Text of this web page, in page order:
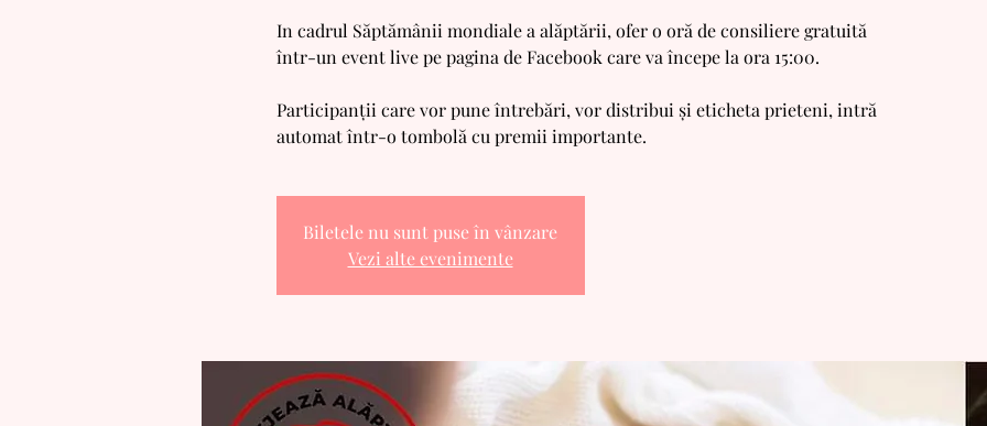
In cadrul Săptămânii mondiale a alăptării, ofer o oră de consiliere gratuită
într-un event live pe pagina de Facebook care va începe la ora 15:00.
Participanții care vor pune întrebări, vor distribui și eticheta prieteni, intră
automat într-o tombolă cu premii importante.
Biletele nu sunt puse în vânzare
Vezi alte evenimente